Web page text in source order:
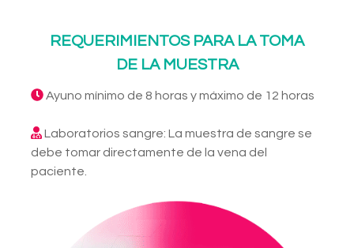
REQUERIMIENTOS PARA LA TOMA
DE LA MUESTRA
Ayuno mínimo de 8 horas y máximo de 12 horas
Laboratorios sangre: La muestra de sangre se
debe tomar directamente de la vena del
paciente.